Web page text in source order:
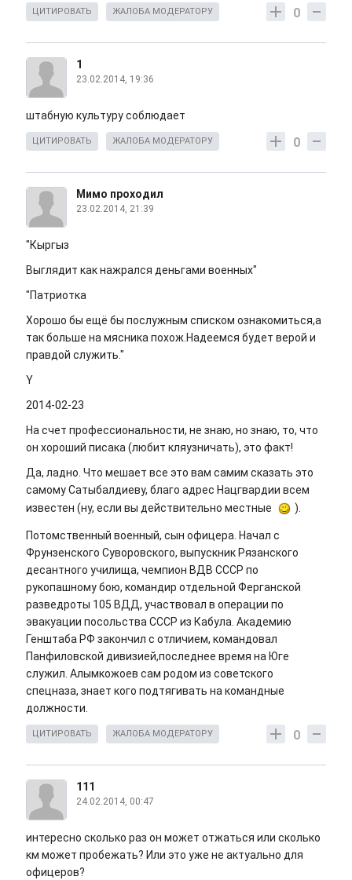
0
ЦИТИРОВАТЬ ЖАЛОБА МОДЕРАТОРУ
1
23.02.2014, 19:36
штабную культуру соблюдает
0
ЦИТИРОВАТЬ ЖАЛОБА МОДЕРАТОРУ
Мимо проходил
23.02.2014, 21:39
"Кыргыз
Выглядит как нажрался деньгами военных"
"Патриотка
Хорошо бы ещё бы послужным списком ознакомиться,а
так больше на мясника похож.Надеемся будет верой и
правдой служить."
Y
2014-02-23
На счет профессиональности, не знаю, но знаю, то, что
он хороший писака (любит кляузничать), это факт!
Да, ладно. Что мешает все это вам самим сказать это
самому Сатыбалдиеву, благо адрес Нацгвардии всем
известен (ну, если вы действительно местные
).
Потомственный военный, сын офицера. Начал с
Фрунзенского Суворовского, выпускник Рязанского
десантного училища, чемпион ВДВ СССР по
рукопашному бою, командир отдельной Ферганской
разведроты 105 ВДД, участвовал в операции по
эвакуации посольства СССР из Кабула. Академию
Генштаба РФ закончил с отличием, командовал
Панфиловской дивизией,последнее время на Юге
служил. Алымкожоев сам родом из советского
спецназа, знает кого подтягивать на командные
должности.
0
ЦИТИРОВАТЬ ЖАЛОБА МОДЕРАТОРУ
111
24.02.2014, 00:47
интересно сколько раз он может отжаться или сколько
км может пробежать? Или это уже не актуально для
офицеров?